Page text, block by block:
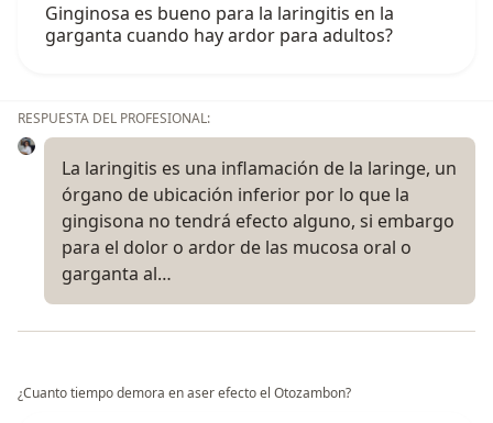
Ginginosa es bueno para la laringitis en la
garganta cuando hay ardor para adultos?
RESPUESTA DEL PROFESIONAL:
La laringitis es una inflamación de la laringe, un
órgano de ubicación inferior por lo que la
gingisona no tendrá efecto alguno, si embargo
para el dolor o ardor de las mucosa oral o
garganta al…
¿Cuanto tiempo demora en aser efecto el Otozambon?